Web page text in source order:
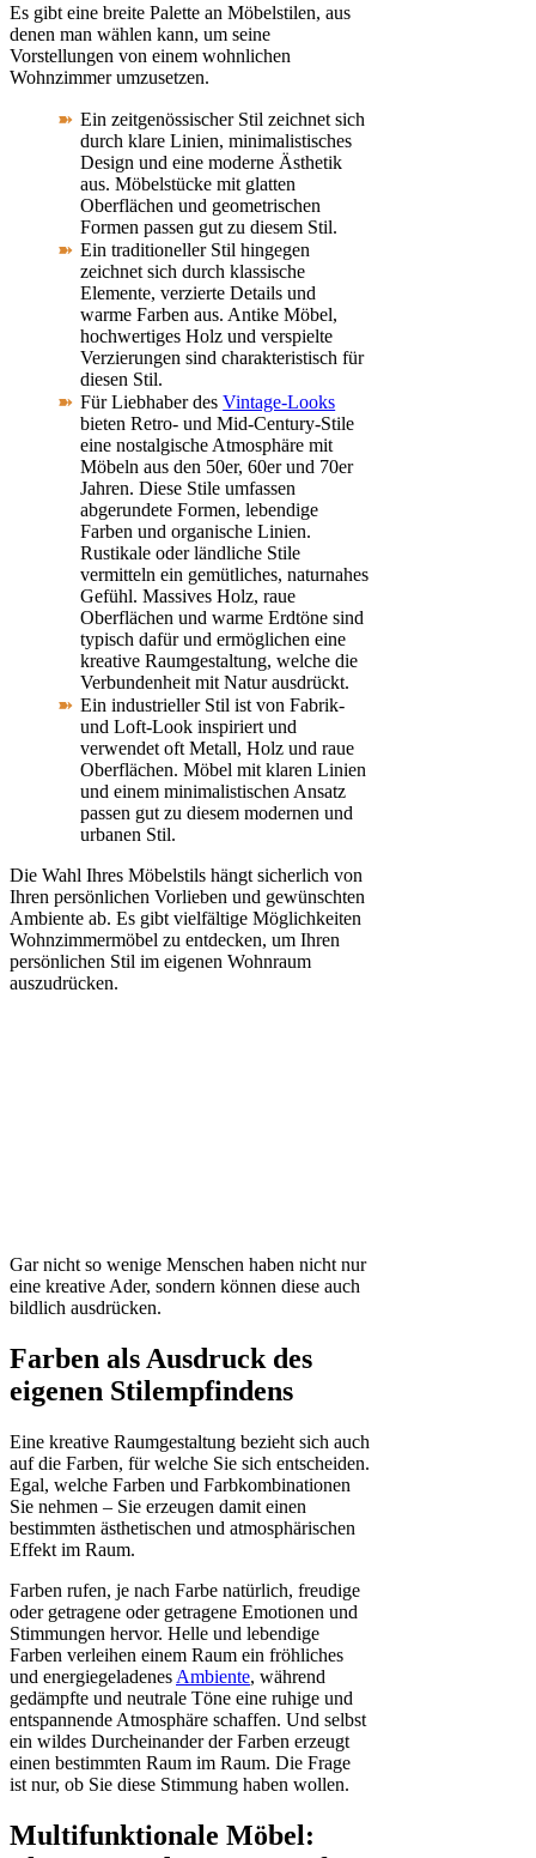
Es gibt eine breite Palette an Möbelstilen, aus
denen man wählen kann, um seine
Vorstellungen von einem wohnlichen
Wohnzimmer umzusetzen.
Ein zeitgenössischer Stil zeichnet sich
durch klare Linien, minimalistisches
Design und eine moderne Ästhetik
aus. Möbelstücke mit glatten
Oberflächen und geometrischen
Formen passen gut zu diesem Stil.
Ein traditioneller Stil hingegen
zeichnet sich durch klassische
Elemente, verzierte Details und
warme Farben aus. Antike Möbel,
hochwertiges Holz und verspielte
Verzierungen sind charakteristisch für
diesen Stil.
Für Liebhaber desVintage-Looks
bieten Retro- und Mid-Century-Stile
eine nostalgische Atmosphäre mit
Möbeln aus den 50er, 60er und 70er
Jahren. Diese Stile umfassen
abgerundete Formen, lebendige
Farben und organische Linien.
Rustikale oder ländliche Stile
vermitteln ein gemütliches, naturnahes
Gefühl. Massives Holz, raue
Oberflächen und warme Erdtöne sind
typisch dafür und ermöglichen eine
kreative Raumgestaltung, welche die
Verbundenheit mit Natur ausdrückt.
Ein industrieller Stil ist von Fabrik-
und Loft-Look inspiriert und
verwendet oft Metall, Holz und raue
Oberflächen. Möbel mit klaren Linien
und einem minimalistischen Ansatz
passen gut zu diesem modernen und
urbanen Stil.
Die Wahl Ihres Möbelstils hängt sicherlich von
Ihren persönlichen Vorlieben und gewünschten
Ambiente ab. Es gibt vielfältige Möglichkeiten
Wohnzimmermöbel zu entdecken, um Ihren
persönlichen Stil im eigenen Wohnraum
auszudrücken.
Gar nicht so wenige Menschen haben nicht nur
eine kreative Ader, sondern können diese auch
bildlich ausdrücken.
Farben als Ausdruck des
eigenen Stilempfindens
Eine kreative Raumgestaltung bezieht sich auch
auf die Farben, für welche Sie sich entscheiden.
Egal, welche Farben und Farbkombinationen
Sie nehmen – Sie erzeugen damit einen
bestimmten ästhetischen und atmosphärischen
Effekt im Raum.
Farben rufen, je nach Farbe natürlich, freudige
oder getragene oder getragene Emotionen und
Stimmungen hervor. Helle und lebendige
Farben verleihen einem Raum ein fröhliches
und energiegeladenes Ambiente, während
gedämpfte und neutrale Töne eine ruhige und
entspannende Atmosphäre schaffen. Und selbst
ein wildes Durcheinander der Farben erzeugt
einen bestimmten Raum im Raum. Die Frage
ist nur, ob Sie diese Stimmung haben wollen.
Multifunktionale Möbel: